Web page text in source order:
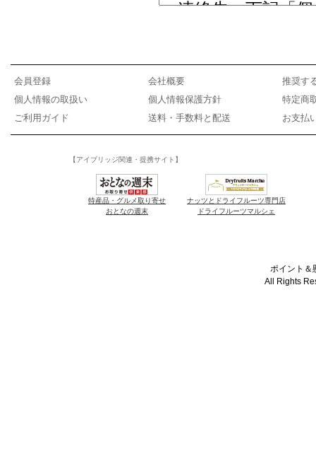
会員登録 会社概要
推奨す
個人情報の取扱い
個人情報保護方針
特定商
ご利用ガイド
送料・手数料と配送 お支払
【アイブリッジ関連・提携サイト】
特産品・グルメ取り寄せ
おとなの週末
ナッツとドライフルーツ専門店
ドライフルーツマルシェ
ポイント＆
All Rights